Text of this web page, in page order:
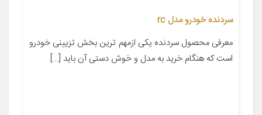
سردنده خودرو مدل rc
معرفی محصول سردنده یکی ازمهم ترین بخش تزیینی خودرو
است که هنگام خرید به مدل و خوش دستی آن باید […]